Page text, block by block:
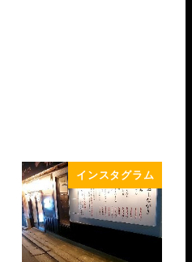
インスタグラム